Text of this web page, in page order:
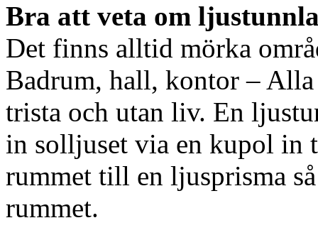
Bra att veta om
Det finns alltid mörka
Badrum, hall, kontor – Alla
trista och utan liv. En
in solljuset via en kupol in
rummet till en ljusprisma
rummet.